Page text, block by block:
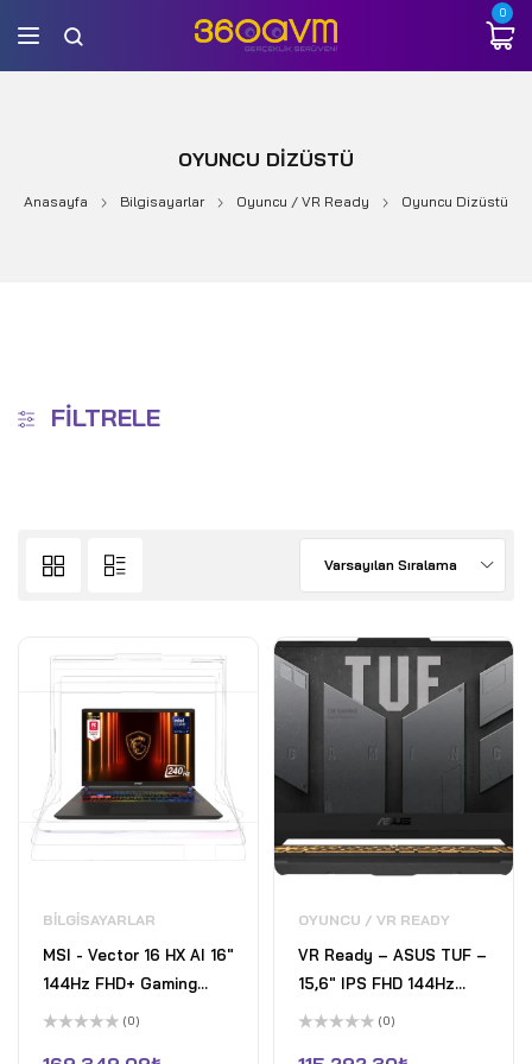
0
OYUNCU DIZÜSTÜ
Anasayfa Bilgisayarlar Oyuncu / VR Ready Oyuncu Dizüstü
FILTRELE
Varsayılan Sıralama
BILGISAYARLAR
MSI - Vector 16 HX AI 16"
144Hz FHD+ Gaming
Laptop - Intel Ultra 7-
üzerinden
(0)
OYUNCU / VR READY
VR Ready – ASUS TUF –
15,6" IPS FHD 144Hz
Gaming Laptop - Intel
üzerinden
(0)